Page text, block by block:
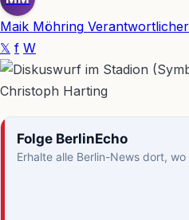
Maik Möhring
𝕏 f W
Folge BerlinEcho
Erhalte alle Berlin-News dort,